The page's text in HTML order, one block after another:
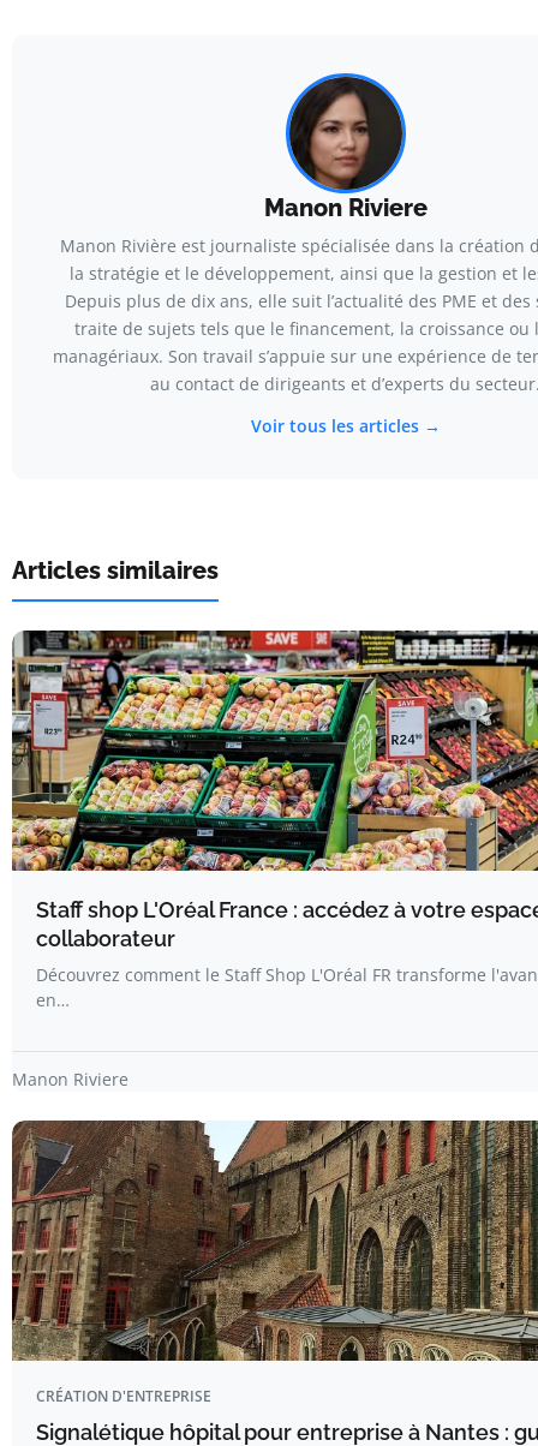
Manon Riviere
Manon Rivière est journaliste spécialisée dans la création
la stratégie et le développement, ainsi que la gestion et
Depuis plus de dix ans, elle suit l’actualité des PME et
traite de sujets tels que le financement, la croissance ou
managériaux. Son travail s’appuie sur une expérience de
au contact de dirigeants et d’experts du
Voir tous les articles →
Articles similaires
Staff shop L'Oréal France : accédez à votre
collaborateur
Découvrez comment le Staff Shop L'Oréal FR transforme
en…
Manon Riviere
CRÉATION D'ENTREPRISE
Signalétique hôpital pour entreprise à Nantes :